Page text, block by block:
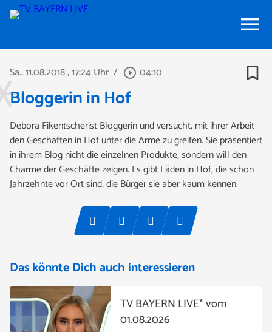
menu
Sa., 11.08.2018, 17:24 Uhr / play_circle_outline 04:10 bookmark_border
Bloggerin in Hof
Debora Fikentscherist Bloggerin und versucht, mit ihrer Arbeit
den Geschäften in Hof unter die Arme zu greifen. Sie präsentiert
in ihrem Blog nicht die einzelnen Produkte, sondern will den
Charme der Geschäfte zeigen. Es gibt Läden in Hof, die schon
Jahrzehnte vor Ort sind, die Bürger sie aber kaum kennen.
Das könnte Dich auch interessieren
TV BAYERN LIVE* vom
01.08.2026